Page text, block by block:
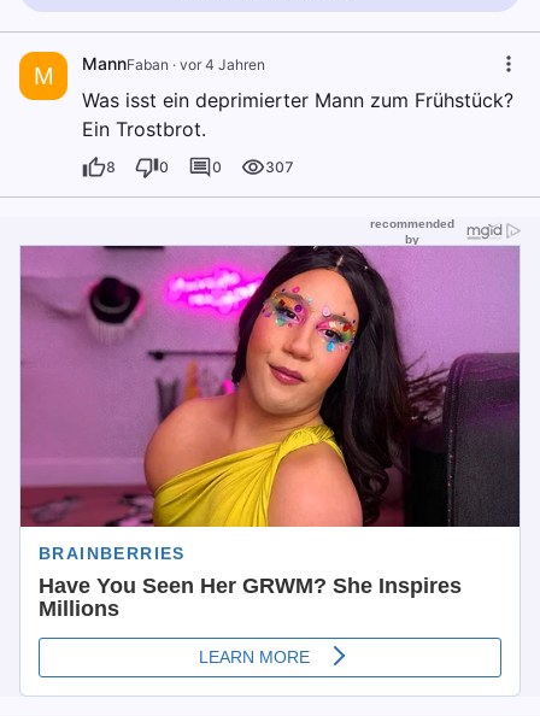
M MannFaban · vor 4 Jahren
Was isst ein deprimierter Mann zum Frühstück?
Ein Trostbrot.
8 0 0 307